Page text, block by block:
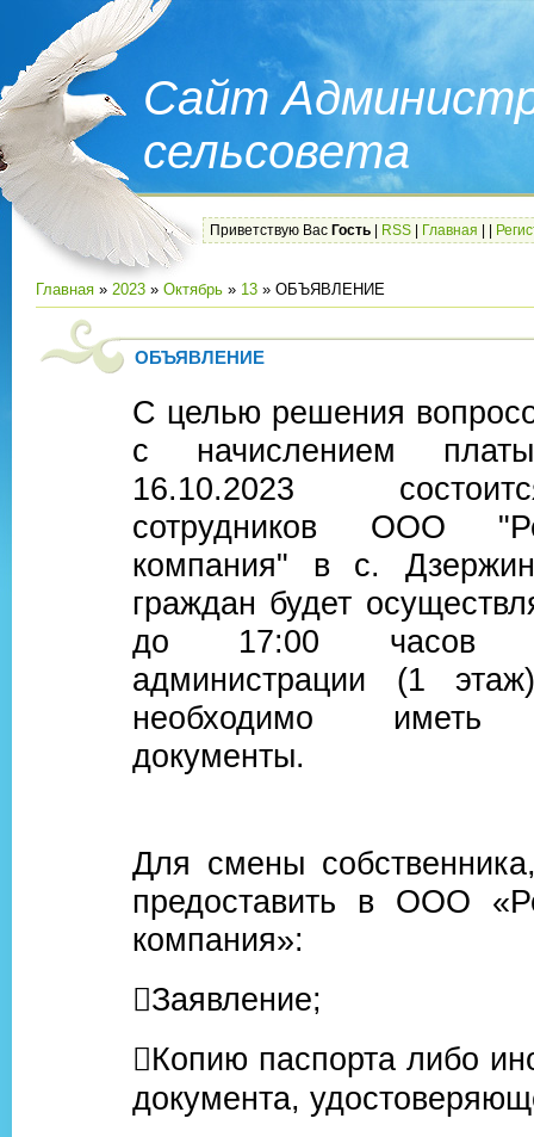
Сайт
сельсовета
Приветствую Вас Гость RSS Главная
Главная » 2023 » Октябрь » 13 » ОБЪЯВЛЕНИЕ
ОБЪЯВЛЕНИЕ
С целью решения
с начислением
16.10.2023
сотрудников ООО
компания" в с.
граждан будет
до 17:00 часов
администрации (1
необходимо иметь
документы.
Для смены
предоставить в ООО
компания»:
Заявление;
Копию паспорта либо
документа,